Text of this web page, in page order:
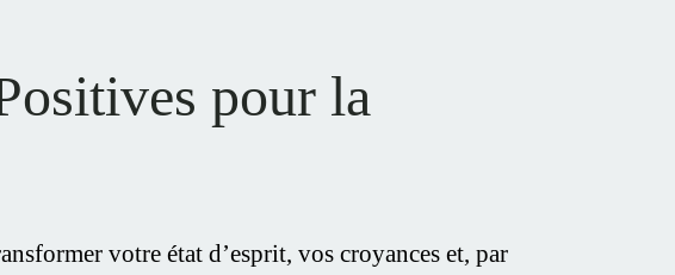
pour la
votre état d’esprit, vos croyances et, par